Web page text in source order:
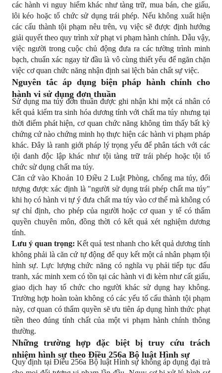
các hành vi nguy hiểm khác như tàng trữ, mua bán, che giấu,
lôi kéo hoặc tổ chức sử dụng trái phép. Nếu không xuất hiện
các cấu thành tội phạm nêu trên, vụ việc sẽ được định hướng
giải quyết theo quy trình xử phạt vi phạm hành chính. Dẫu vậy,
việc người trong cuộc chủ động đưa ra các tường trình minh
bạch, chuẩn xác ngay từ đầu là vô cùng thiết yếu để ngăn chặn
việc cơ quan chức năng nhận định sai lệch bản chất sự việc.
Nguyên tắc áp dụng biện pháp hành chính cho
hành vi sử dụng đơn thuần
Sử dụng ma túy đơn thuần được ghi nhận khi một cá nhân có
kết quả kiểm tra sinh hóa dương tính với chất ma túy nhưng tại
thời điểm phát hiện, cơ quan chức năng không tìm thấy bất kỳ
chứng cứ nào chứng minh họ thực hiện các hành vi phạm pháp
khác. Đây là ranh giới pháp lý trọng yếu để phân tách với các
tội danh độc lập khác như tội tàng trữ trái phép hoặc tội tổ
chức sử dụng chất ma túy.
Căn cứ vào Khoản 10 Điều 2 Luật Phòng, chống ma túy, đối
tượng được xác định là "người sử dụng trái phép chất ma túy"
khi họ có hành vi tự ý đưa chất ma túy vào cơ thể mà không có
sự chỉ định, cho phép của người hoặc cơ quan y tế có thẩm
quyền chuyên môn, đồng thời có kết quả xét nghiệm dương
tính.
Lưu ý quan trọng: Kết quả test nhanh cho kết quả dương tính
không phải là căn cứ tự động để quy kết một cá nhân phạm tội
hình sự. Lực lượng chức năng có nghĩa vụ phải tiếp tục đấu
tranh, xác minh xem có tồn tại các hành vi đi kèm như cất giấu,
giao dịch hay tổ chức cho người khác sử dụng hay không.
Trường hợp hoàn toàn không có các yếu tố cấu thành tội phạm
này, cơ quan có thẩm quyền sẽ ưu tiên áp dụng hình thức phạt
tiền theo đúng tính chất của một vi phạm hành chính thông
thường.
Những trường hợp đặc biệt bị truy cứu trách
nhiệm hình sự theo Điều 256a Bộ luật Hình sự
Quy định tại Điều 256a Bộ luật Hình sự không áp dụng đại trà